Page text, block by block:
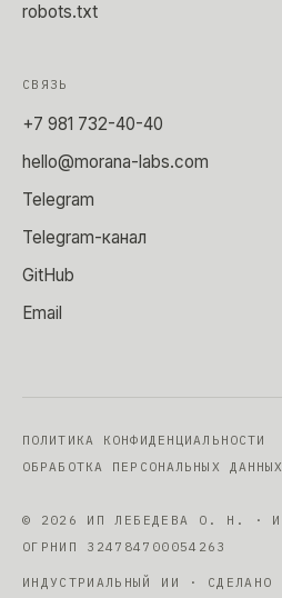
robots.txt
СВЯЗЬ
+7 981 732-40-40
hello@morana-labs.com
Telegram
Telegram-канал
GitHub
Email
ПОЛИТИКА КОНФИДЕНЦИАЛЬНОСТИ
ОБРАБОТКА ПЕРСОНАЛЬНЫХ ДАННЫХ
© 2026 ИП ЛЕБЕДЕВА О. Н. ·
ОГРНИП 324784700054263
ИНДУСТРИАЛЬНЫЙ ИИ · СДЕЛАНО